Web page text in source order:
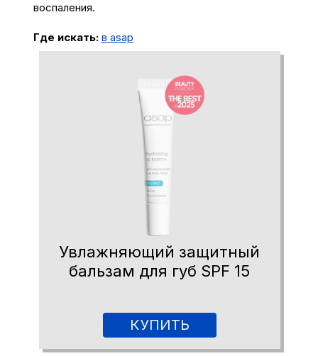
КУПИТЬ
Увлажняющий защитный
бальзам для губ SPF 15
воспаления.
Где искать: в asap